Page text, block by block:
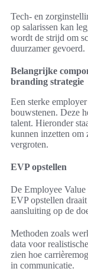
Tech- en
op salarissen kan
wordt de strijd om
duurzamer gevoerd.
Belangrijke
branding strategie
Een sterke
bouwstenen. Deze
talent. Hieronder
kunnen inzetten om
vergroten.
EVP opstellen
De Employee
EVP opstellen
aansluiting op de
Methoden zoals
data voor
zien hoe
in communicatie.